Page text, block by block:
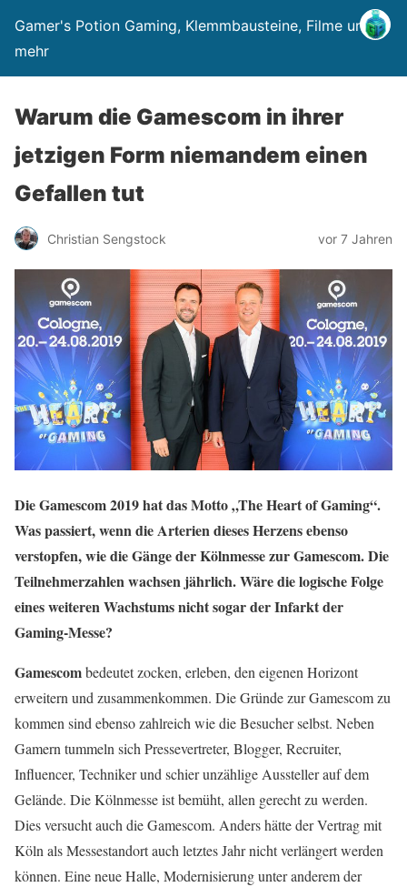
Gamer's Potion Gaming, Klemmbausteine, Filme und
mehr
Warum die Gamescom in ihrer
jetzigen Form niemandem einen
Gefallen tut
Christian Sengstock vor 7 Jahren
Die Gamescom 2019 hat das Motto „The Heart of Gaming“.
Was passiert, wenn die Arterien dieses Herzens ebenso
verstopfen, wie die Gänge der Kölnmesse zur Gamescom. Die
Teilnehmerzahlen wachsen jährlich. Wäre die logische Folge
eines weiteren Wachstums nicht sogar der Infarkt der
Gaming-Messe?
Gamescombedeutet zocken, erleben, den eigenen Horizont
erweitern und zusammenkommen. Die Gründe zur Gamescom zu
kommen sind ebenso zahlreich wie die Besucher selbst. Neben
Gamern tummeln sich Pressevertreter, Blogger, Recruiter,
Influencer, Techniker und schier unzählige Aussteller auf dem
Gelände. Die Kölnmesse ist bemüht, allen gerecht zu werden.
Dies versucht auch die Gamescom. Anders hätte der Vertrag mit
Köln als Messestandort auch letztes Jahr nicht verlängert werden
können. Eine neue Halle, Modernisierung unter anderem der